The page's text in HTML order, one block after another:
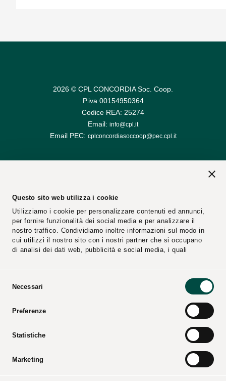
Questo sito web utilizza i cookie
Utilizziamo i cookie per personalizzare contenuti ed annunci,
per fornire funzionalità dei social media e per analizzare il
nostro traffico. Condividiamo inoltre informazioni sul modo in
cui utilizzi il nostro sito con i nostri partner che si occupano
di analisi dei dati web, pubblicità e social media, i quali
Necessari
Preferenze
Statistiche
Marketing
2026 © CPL CONCORDIA Soc. Coop.
P.iva 00154950364
Codice REA: 25274
Email: info@cpl.it
Email PEC: cplconcordiasoccoop@pec.cpl.it